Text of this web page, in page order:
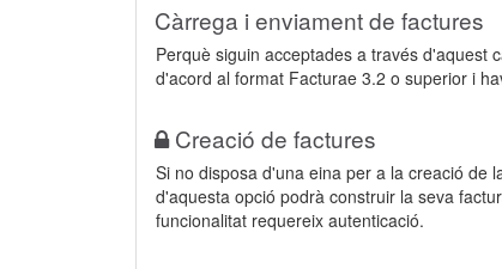
Càrrega i enviament de factures
Perquè siguin acceptades a través d'aquest
d'acord al format Facturae 3.2 o superior i
Creació de factures
Si no disposa d'una eina per a la creació de
d'aquesta opció podrà construir la seva
funcionalitat requereix autenticació.